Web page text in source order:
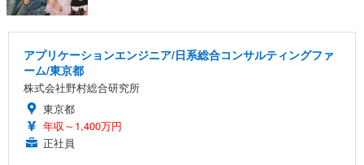
アプリケーションエンジニア/日系総合コンサルティングファ
ーム/東京都
株式会社野村総合研究所
東京都
年収～1,400万円
正社員